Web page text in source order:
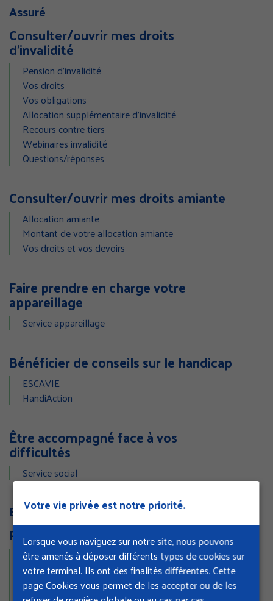
Votre vie privée est notre priorité.
Lorsque vous naviguez sur notre site, nous pouvons
être amenés à déposer différents types de cookies sur
votre terminal. Ils ont des finalités différentes. Cette
page Cookies vous permet de les accepter ou de les
Assuré
Consulter/ouvrir mes droits
d'invalidité
Pension d’invalidité
Vos droits
Vos obligations
Allocation supplémentaire d’invalidité
Recours contre tiers
Webinaires invalidité
Questions/réponses
Consulter/ouvrir mes droits amiante
Allocation amiante
Montant de votre allocation amiante
Vos droits et vos devoirs
Faire prendre en charge votre
appareillage
Service appareillage
Bénéficier de conseils sur le handicap
ESCAVIE
HandiAction
Être accompagné face à vos
difficultés
Service social
Entreprise
Prévenir les risques professionnels
Dans votre secteur d'activité
Par type de risque
Mettre en place une démarche de prévention